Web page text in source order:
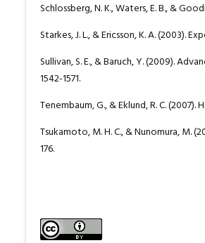
Schlossberg, N. K., Waters, E. B., &
Starkes, J. L., & Ericsson, K. A. (2003).
Sullivan, S. E., & Baruch, Y. (2009).
1542-1571.
Tenembaum, G., & Eklund, R. C.
Tsukamoto, M. H. C., & Nunomura, M.
176.